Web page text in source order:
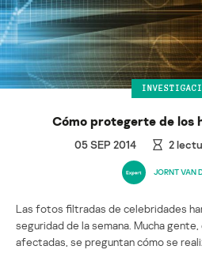
Cómo protegerte de los
05 SEP 2014 2
JORNT VAN
Las fotos filtradas de celebridades
seguridad de la semana. Mucha
afectadas, se preguntan cómo se